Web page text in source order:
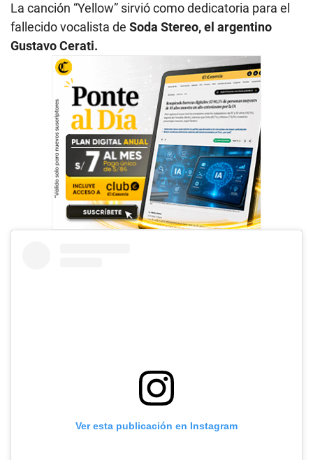
La canción “Yellow” sirvió como dedicatoria para el
fallecido vocalista de Soda Stereo, el argentino
Gustavo Cerati.
Ver esta publicación en Instagram